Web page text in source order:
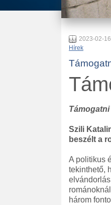
2023-02-16
Hírek
Szili
beszélt a
A politikus
tekinthető,
három